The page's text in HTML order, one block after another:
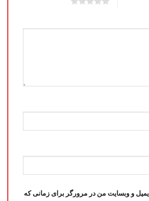
و وبسایت من در مرورگر برای زمانی که